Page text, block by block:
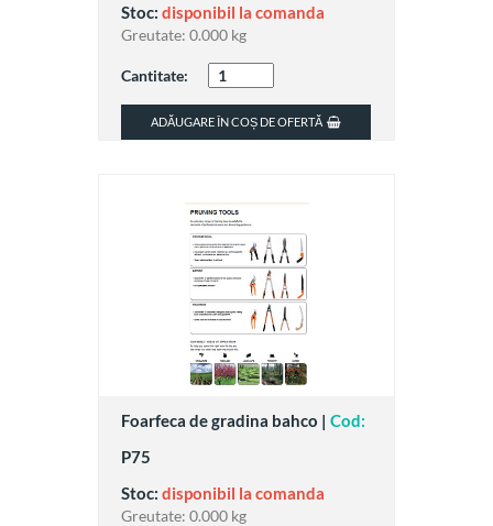
Stoc: disponibil la comanda
Greutate: 0.000 kg
Cantitate:
ADĂUGARE ÎN COȘ DE OFERTĂ
Foarfeca de gradina bahco | Cod:
P75
Stoc: disponibil la comanda
Greutate: 0.000 kg